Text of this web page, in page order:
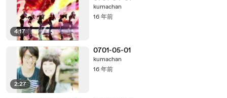
4:17
kumachan
16 年前
2:27
0701-05-01
kumachan
16 年前